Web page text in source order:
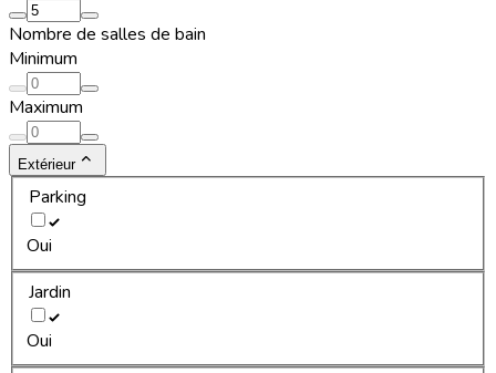
Nombre de salles de bain
Minimum
Maximum
Extérieur
Parking
Oui
Jardin
Oui